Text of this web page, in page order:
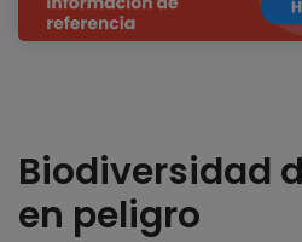
Biodiversidad
en peligro